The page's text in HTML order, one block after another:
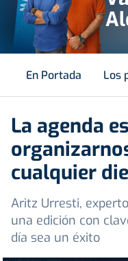
En Portada Los
La agenda
cualquier
Aritz Urresti,
una edición con
día sea un éxito